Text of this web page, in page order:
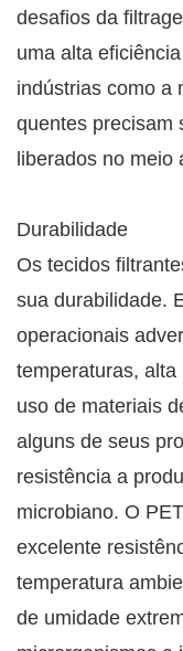
desafios da
uma alta
indústrias como a
quentes precisam
liberados no meio
Durabilidade
Os tecidos
sua durabilidade.
operacionais
temperaturas,
uso de materiais
alguns de seus
resistência a
microbiano. O
excelente
temperatura
de umidade